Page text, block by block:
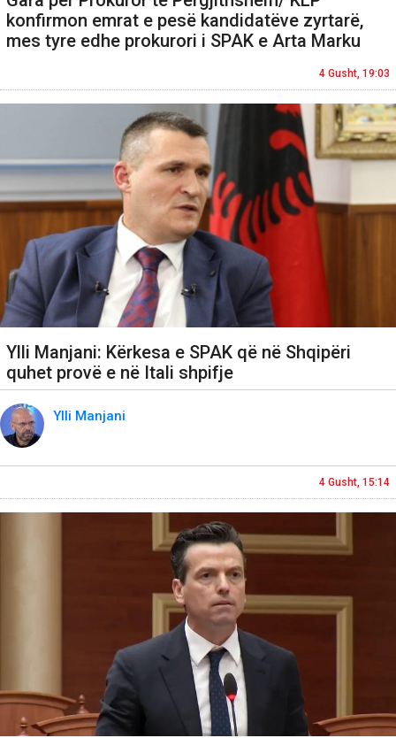
konfirmon emrat e pesë kandidatëve zyrtarë,
mes tyre edhe prokurori i SPAK e Arta Marku
4 Gusht, 19:03
Ylli Manjani: Kërkesa e SPAK që në Shqipëri
quhet provë e në Itali shpifje
Ylli Manjani
4 Gusht, 15:14